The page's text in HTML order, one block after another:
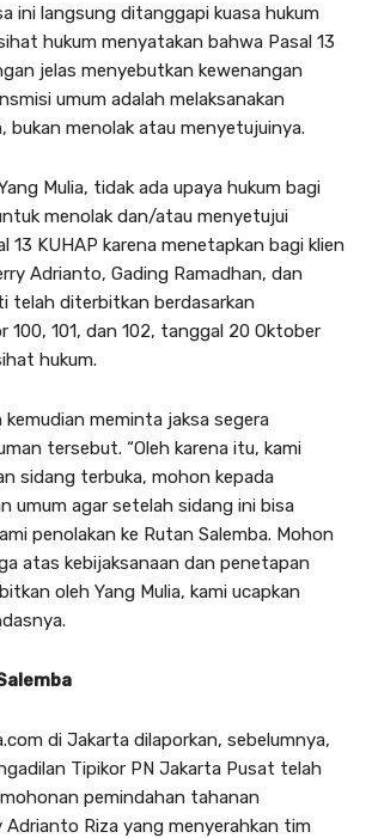
ini langsung ditanggapi kuasa hukum
hukum menyatakan bahwa Pasal 13
jelas menyebutkan kewenangan
umum adalah melaksanakan
bukan menolak atau menyetujuinya.
Mulia, tidak ada upaya hukum bagi
menolak dan/atau menyetujui
13 KUHAP karena menetapkan bagi klien
Adrianto, Gading Ramadhan, dan
telah diterbitkan berdasarkan
100, 101, dan 102, tanggal 20 Oktober
hukum.
kemudian meminta jaksa segera
tersebut. “Oleh karena itu, kami
sidang terbuka, mohon kepada
umum agar setelah sidang ini bisa
penolakan ke Rutan Salemba. Mohon
atas kebijaksanaan dan penetapan
oleh Yang Mulia, kami ucapkan
di Jakarta dilaporkan, sebelumnya,
Tipikor PN Jakarta Pusat telah
pemindahan tahanan
Adrianto Riza yang menyerahkan tim